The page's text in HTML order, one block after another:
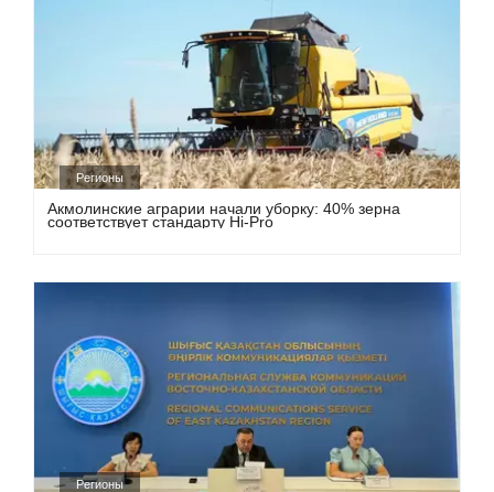
Регионы
Акмолинские аграрии начали уборку: 40% зерна
соответствует стандарту Hi-Pro
Регионы